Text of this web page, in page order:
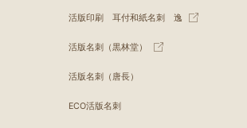
活版印刷 耳付和紙名刺 逸
活版名刺（黒林堂）
活版名刺（唐長）
ECO活版名刺